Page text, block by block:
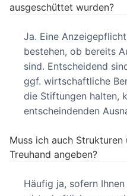
ausgeschüttet wurden?
Ja. Eine
bestehen, ob bereits
sind. Entscheidend
ggf. wirtschaftliche
die Stiftungen halten,
entscheindenden
Muss ich auch Strukturen
Treuhand angeben?
Häufig ja, sofern